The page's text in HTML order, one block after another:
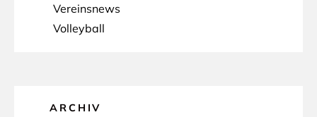
Vereinsnews
Volleyball
ARCHIV